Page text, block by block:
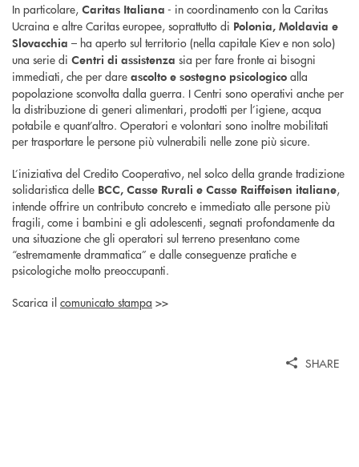
In particolare, Caritas Italiana - in coordinamento con la Caritas
Ucraina e altre Caritas europee, soprattutto di Polonia, Moldavia e
Slovacchia – ha aperto sul territorio (nella capitale Kiev e non solo)
una serie di Centri di assistenza sia per fare fronte ai bisogni
immediati, che per dare ascolto e sostegno psicologico alla
popolazione sconvolta dalla guerra. I Centri sono operativi anche per
la distribuzione di generi alimentari, prodotti per l’igiene, acqua
potabile e quant’altro. Operatori e volontari sono inoltre mobilitati
per trasportare le persone più vulnerabili nelle zone più sicure.
L’iniziativa del Credito Cooperativo, nel solco della grande tradizione
solidaristica delle BCC, Casse Rurali e Casse Raiffeisen italiane,
intende offrire un contributo concreto e immediato alle persone più
fragili, come i bambini e gli adolescenti, segnati profondamente da
una situazione che gli operatori sul terreno presentano come
“estremamente drammatica” e dalle conseguenze pratiche e
psicologiche molto preoccupanti.
Scarica il comunicato stampa >>
SHARE